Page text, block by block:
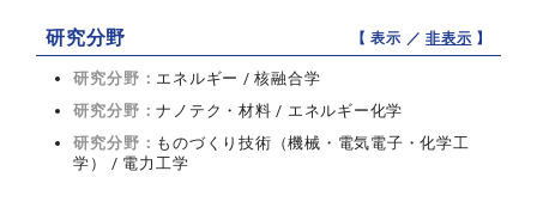
研究分野 【 表示 ／非表示 】
研究分野： エネルギー / 核融合学
研究分野：ナノテク・材料 / エネルギー化学
研究分野： ものづくり技術（機械・電気電子・化学工
学） / 電力工学